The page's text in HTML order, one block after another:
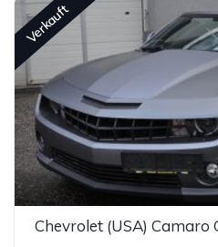
Verkauft